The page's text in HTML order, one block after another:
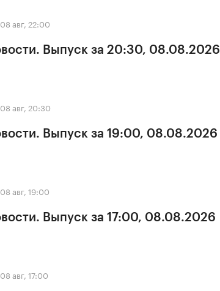
08 авг, 22:00
Выпуск за 20:30, 08.08.2026
08 авг, 20:30
Выпуск за 19:00, 08.08.2026
08 авг, 19:00
Выпуск за 17:00, 08.08.2026
08 авг, 17:00